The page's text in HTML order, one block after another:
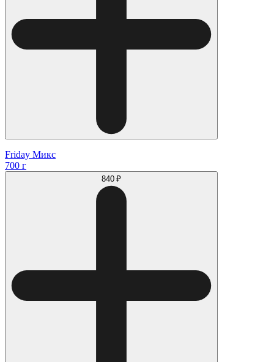
Friday Микс
700 г
840 ₽